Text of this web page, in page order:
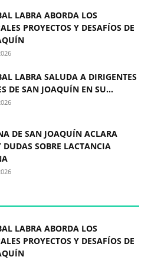
LABRA ABORDA LOS
PROYECTOS Y DESAFÍOS DE
LABRA SALUDA A DIRIGENTES
DE SAN JOAQUÍN EN SU...
DE SAN JOAQUÍN ACLARA
DUDAS SOBRE LACTANCIA
LABRA ABORDA LOS
PROYECTOS Y DESAFÍOS DE